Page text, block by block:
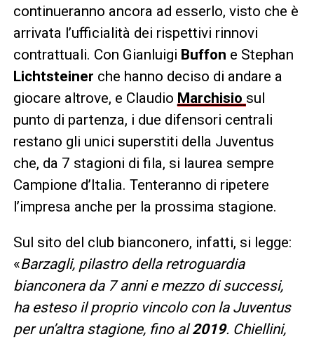
continueranno ancora ad esserlo, visto che è
arrivata l’ufficialità dei rispettivi rinnovi
contrattuali. Con Gianluigi Buffon e Stephan
Lichtsteiner che hanno deciso di andare a
giocare altrove, e Claudio Marchisio sul
punto di partenza, i due difensori centrali
restano gli unici superstiti della Juventus
che, da 7 stagioni di fila, si laurea sempre
Campione d’Italia. Tenteranno di ripetere
l’impresa anche per la prossima stagione.
Sul sito del club bianconero, infatti, si legge:
«Barzagli, pilastro della retroguardia
bianconera da 7 anni e mezzo di successi,
ha esteso il proprio vincolo con la Juventus
per un’altra stagione, fino al2019. Chiellini,